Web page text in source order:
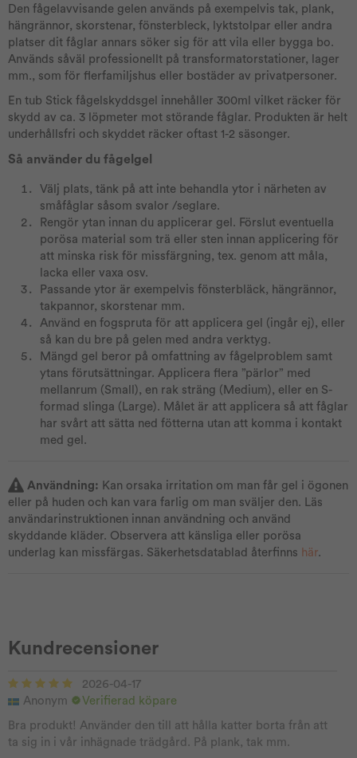
Den fågelavvisande gelen används på exempelvis tak, plank,
hängrännor, skorstenar, fönsterbleck, lyktstolpar eller andra
platser dit fåglar annars söker sig för att vila eller bygga bo.
Används såväl professionellt på transformatorstationer, lager
mm., som för flerfamiljshus eller bostäder av privatpersoner.
En tub Stick fågelskyddsgel innehåller 300ml vilket räcker för
skydd av ca. 3 löpmeter mot störande fåglar. Produkten är helt
underhållsfri och skyddet räcker oftast 1-2 säsonger.
Så använder du fågelgel
Välj plats, tänk på att inte behandla ytor i närheten av
småfåglar såsom svalor /seglare.
Rengör ytan innan du applicerar gel. Förslut eventuella
porösa material som trä eller sten innan applicering för
att minska risk för missfärgning, tex. genom att måla,
lacka eller vaxa osv.
Passande ytor är exempelvis fönsterbläck, hängrännor,
takpannor, skorstenar mm.
Använd en fogspruta för att applicera gel (ingår ej), eller
så kan du bre på gelen med andra verktyg.
Mängd gel beror på omfattning av fågelproblem samt
ytans förutsättningar. Applicera flera ”pärlor” med
mellanrum (Small), en rak sträng (Medium), eller en S-
formad slinga (Large). Målet är att applicera så att fåglar
har svårt att sätta ned fötterna utan att komma i kontakt
med gel.
Användning: Kan orsaka irritation om man får gel i ögonen
eller på huden och kan vara farlig om man sväljer den. Läs
användarinstruktionen innan användning och använd
skyddande kläder. Observera att känsliga eller porösa
underlag kan missfärgas. Säkerhetsdatablad återfinns här.
Kundrecensioner
2026-04-17
Anonym
Verifierad köpare
Bra produkt! Använder den till att hålla katter borta från att
ta sig in i vår inhägnade trädgård. På plank, tak mm.